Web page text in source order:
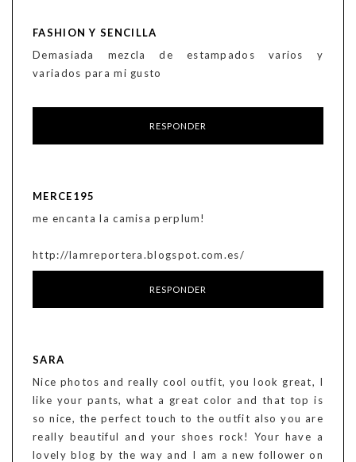
FASHION Y SENCILLA
Demasiada mezcla de estampados varios y
variados para mi gusto
RESPONDER
MERCE195
me encanta la camisa perplum!
http://lamreportera.blogspot.com.es/
RESPONDER
SARA
Nice photos and really cool outfit, you look great, I
like your pants, what a great color and that top is
so nice, the perfect touch to the outfit also you are
really beautiful and your shoes rock! Your have a
lovely blog by the way and I am a new follower on